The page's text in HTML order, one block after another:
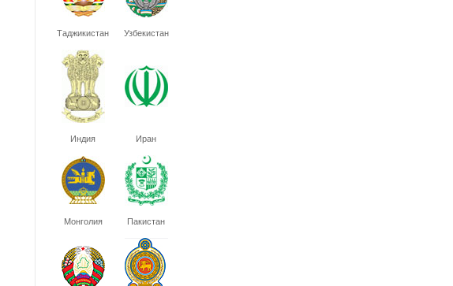
Таджикистан Узбекистан
Индия Иран
Монголия Пакистан